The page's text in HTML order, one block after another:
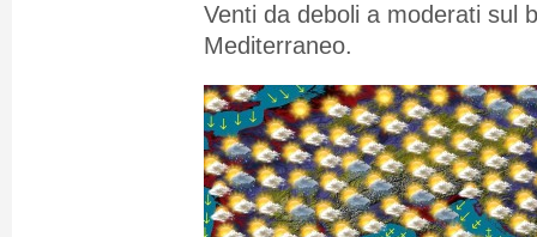
Venti da deboli a moderati sul
Mediterraneo.